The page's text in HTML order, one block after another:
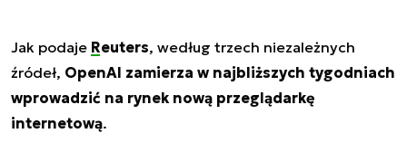
Jak podaje Reuters, według trzech niezależnych
źródeł, OpenAI zamierza w najbliższych tygodniach
wprowadzić na rynek nową przeglądarkę
internetową.